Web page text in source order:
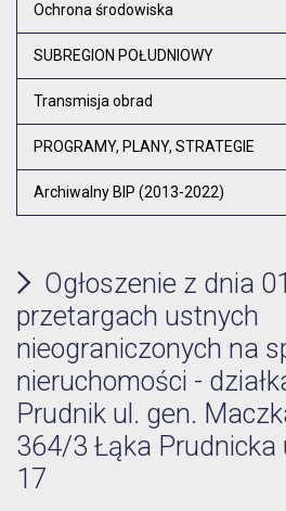
Ochrona środowiska
SUBREGION POŁUDNIOWY
Transmisja obrad
PROGRAMY, PLANY, STRATEGIE
Archiwalny BIP (2013-2022)
Ogłoszenie z dnia
przetargach ustnych
nieograniczonych na
nieruchomości -
Prudnik ul. gen.
364/3 Łąka Prudnicka
17